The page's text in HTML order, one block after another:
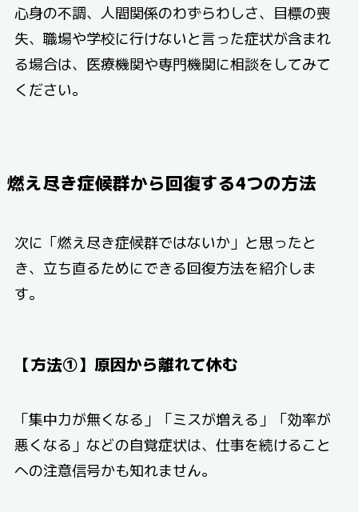
心身の不調、人間関係のわずらわしさ、目標の喪
失、職場や学校に行けないと言った症状が含まれ
る場合は、医療機関や専門機関に相談をしてみて
ください。
燃え尽き症候群から回復する4つの方法
次に「燃え尽き症候群ではないか」と思ったと
き、立ち直るためにできる回復方法を紹介しま
す。
【方法①】原因から離れて休む
「集中力が無くなる」「ミスが増える」「効率が
悪くなる」などの自覚症状は、仕事を続けること
への注意信号かも知れません。